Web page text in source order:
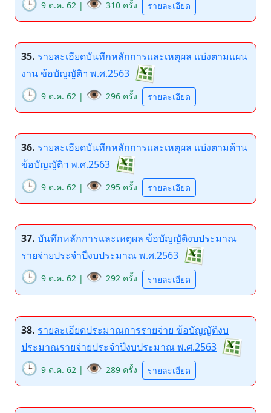
9 ต.ค. 62 | 310 ครั้ง รายละเอียด
35. รายละเอียดบันทึกหลักการและเหตุผล แบ่งตามแผน
งาน ข้อบัญญัติฯ พ.ศ.2563
🕒 9 ต.ค. 62 | 👁️ 296 ครั้ง รายละเอียด
36. รายละเอียดบันทึกหลักการและเหตุผล แบ่งตามด้าน
ข้อบัญญัติฯ พ.ศ.2563
🕒 9 ต.ค. 62 | 👁️ 295 ครั้ง รายละเอียด
37. บันทึกหลักการและเหตุผล ข้อบัญญัติงบประมาณ
รายจ่ายประจำปีงบประมาณ พ.ศ.2563
🕒 9 ต.ค. 62 | 👁️ 292 ครั้ง รายละเอียด
38. รายละเอียดประมาณการรายจ่าย ข้อบัญญัติงบ
ประมาณรายจ่ายประจำปีงบประมาณ พ.ศ.2563
🕒 9 ต.ค. 62 | 👁️ 289 ครั้ง รายละเอียด